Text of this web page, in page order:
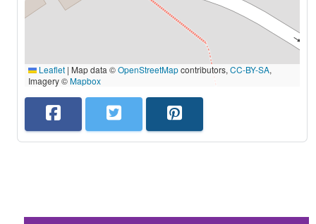
Leaflet | Map data ©OpenStreetMapcontributors, CC-BY-SA,
Imagery ©Mapbox